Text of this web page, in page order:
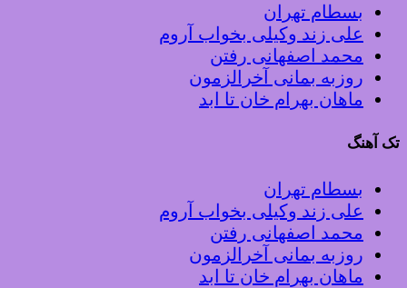
بسطام تهران
علی زند وکیلی بخواب آروم
محمد اصفهانی رفتن
روزبه بمانی آخرالزمون
ماهان بهرام خان تا ابد
تک آهنگ
بسطام تهران
علی زند وکیلی بخواب آروم
محمد اصفهانی رفتن
روزبه بمانی آخرالزمون
ماهان بهرام خان تا ابد